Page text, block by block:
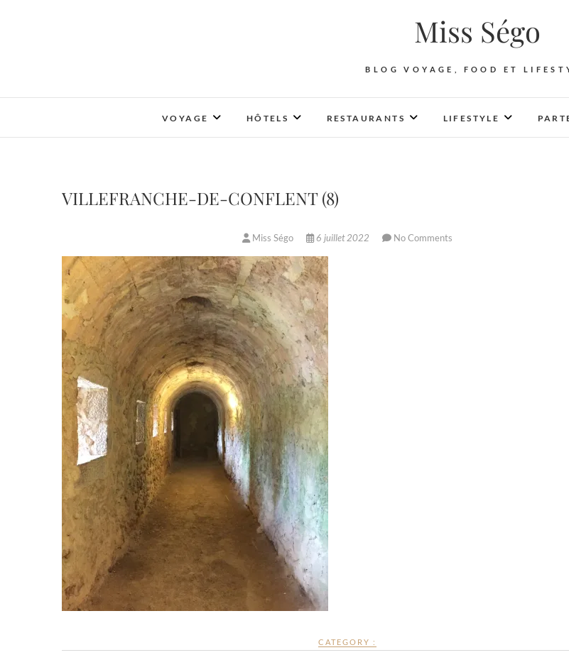
Miss Ségo
BLOG VOYAGE, FOOD ET
VOYAGE HÔTELS RESTAURANTS LIFESTYLE
VILLEFRANCHE-DE-CONFLENT (8)
Miss Ségo 6 juillet 2022 No Comments
CATEGORY :